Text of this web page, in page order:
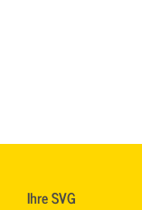
Ihre SVG